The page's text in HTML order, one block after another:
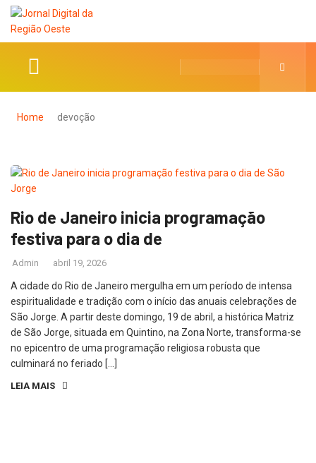
Home devoção
Rio de Janeiro inicia programação
festiva para o dia de
Admin abril 19, 2026
A cidade do Rio de Janeiro mergulha em um período de intensa
espiritualidade e tradição com o início das anuais celebrações de
São Jorge. A partir deste domingo, 19 de abril, a histórica Matriz
de São Jorge, situada em Quintino, na Zona Norte, transforma-se
no epicentro de uma programação religiosa robusta que
culminará no feriado […]
LEIA MAIS